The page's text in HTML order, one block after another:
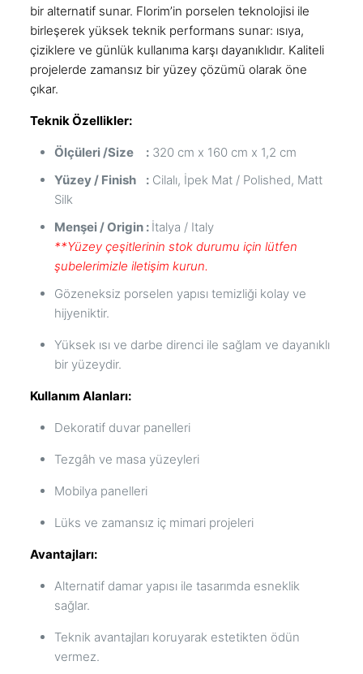
bir alternatif sunar. Florim’in porselen teknolojisi ile
birleşerek yüksek teknik performans sunar: ısıya,
çiziklere ve günlük kullanıma karşı dayanıklıdır. Kaliteli
projelerde zamansız bir yüzey çözümü olarak öne
çıkar.
Teknik Özellikler:
Ölçüleri /Size :320 cm x 160 cm x 1,2 cm
Yüzey / Finish :Cilalı, İpek Mat / Polished, Matt
Silk
Menşei / Origin : İtalya / Italy
**Yüzey çeşitlerinin stok durumu için lütfen
şubelerimizle iletişim kurun.
Gözeneksiz porselen yapısı temizliği kolay ve
hijyeniktir.
Yüksek ısı ve darbe direnci ile sağlam ve dayanıklı
bir yüzeydir.
Kullanım Alanları:
Dekoratif duvar panelleri
Tezgâh ve masa yüzeyleri
Mobilya panelleri
Lüks ve zamansız iç mimari projeleri
Avantajları:
Alternatif damar yapısı ile tasarımda esneklik
sağlar.
Teknik avantajları koruyarak estetikten ödün
vermez.